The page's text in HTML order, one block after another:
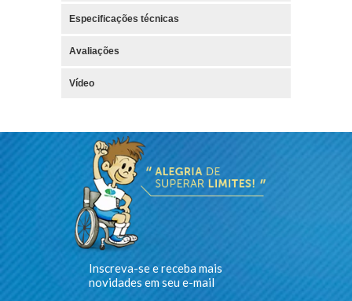
Especificações técnicas
Avaliações
Vídeo
Inscreva-se e receba mais
novidades em seu e-mail